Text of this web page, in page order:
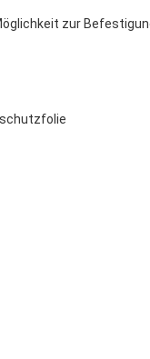
zur